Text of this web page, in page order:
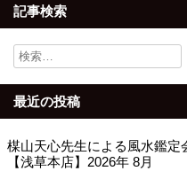
記事検索
検
索:
最近の投稿
楳山天心先生による風水鑑定
【浅草本店】2026年 8月